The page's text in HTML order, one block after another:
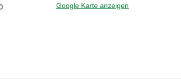
Google Karte anzeigen